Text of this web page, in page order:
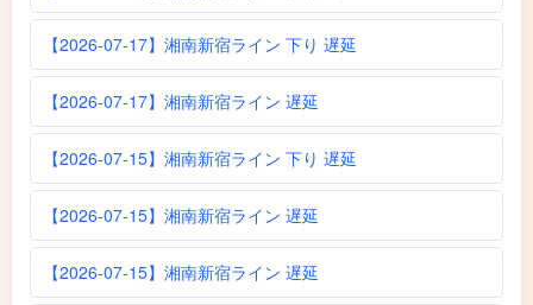
【2026-07-17】湘南新宿ライン 下り 遅延
【2026-07-17】湘南新宿ライン 遅延
【2026-07-15】湘南新宿ライン 下り 遅延
【2026-07-15】湘南新宿ライン 遅延
【2026-07-15】湘南新宿ライン 遅延